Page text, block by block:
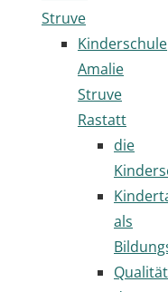
Struve
Kinderschule
Amalie
Struve
Rastatt
die
als
Qualität